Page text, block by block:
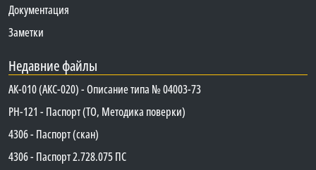
Документация
Заметки
Недавние файлы
АК-010 (АКС-020) - Описание типа № 04003-73
PH-121 - Паспорт (ТО, Методика поверки)
4306 - Паспорт (скан)
4306 - Паспорт 2.728.075 ПС